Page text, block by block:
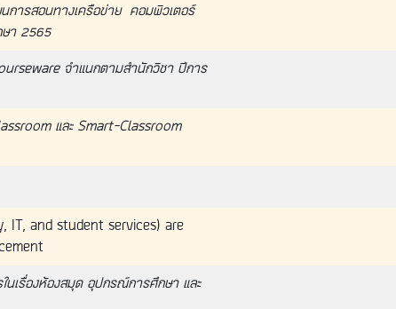
การสอนทางเครือข่าย คอมพิวเตอร์
า 2565
จำแนกตามสำนักวิชา ปีการ
และ Smart-Classroom
IT, and student services) are
เรื่องห้องสมุด อุปกรณ์การศึกษา และ